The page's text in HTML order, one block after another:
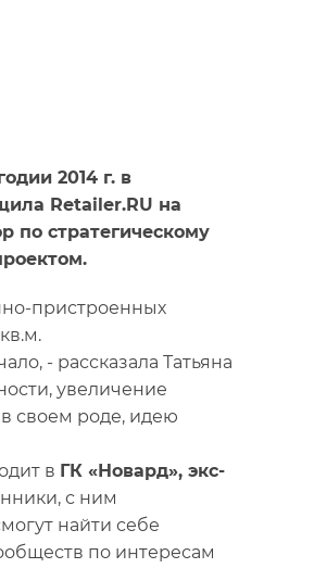
2014 г. в
Retailer.RU на
по стратегическому
пристроенных
- рассказала Татьяна
увеличение
в своем роде, идею
в ГК «Новард», экс-
с ним
найти себе
по интересам